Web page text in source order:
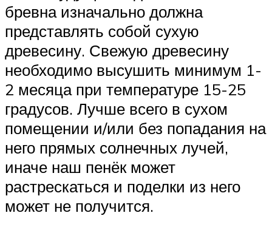
бревна изначально должна
представлять собой сухую
древесину. Свежую древесину
необходимо высушить минимум 1-
2 месяца при температуре 15-25
градусов. Лучше всего в сухом
помещении и/или без попадания на
него прямых солнечных лучей,
иначе наш пенёк может
растрескаться и поделки из него
может не получится.